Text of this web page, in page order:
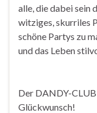
alle, die dabei sein
witziges, skurriles
schöne Partys zu
und das Leben
Der DANDY-
Glückwunsch!